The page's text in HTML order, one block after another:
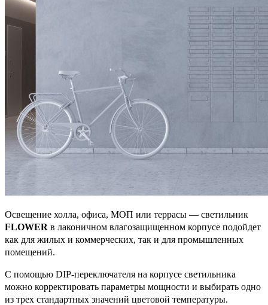
Освещение холла, офиса, МОП или террасы — светильник
FLOWER в лаконичном влагозащищенном корпусе подойдет
как для жилых и коммерческих, так и для промышленных
помещений.
С помощью DIP-переключателя на корпусе светильника
можно корректировать параметры мощности и выбирать одно
из трех стандартных значений цветовой температуры.